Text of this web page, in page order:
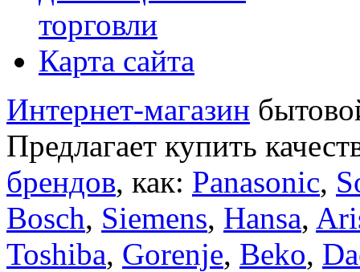
торговли
Карта сайта
Интернет-магазин
Предлагает купить
брендов, как: Panasonic,
Bosch, Siemens, Hansa,
Toshiba, Gorenje, Beko,